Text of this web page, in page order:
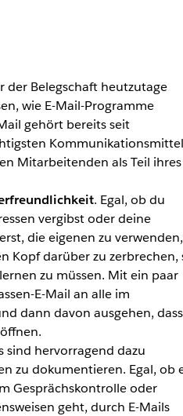
der Belegschaft heutzutage
wie E-Mail-Programme
gehört bereits seit
Mitarbeitenden als Teil ihres
. Egal, ob du
vergibst oder deine
die eigenen zu verwenden,
Kopf darüber zu zerbrechen,
zu müssen. Mit ein paar
E-Mail an alle im
dann davon ausgehen, dass
sind hervorragend dazu
zu dokumentieren. Egal, ob
Gesprächskontrolle oder
geht, durch E-Mails